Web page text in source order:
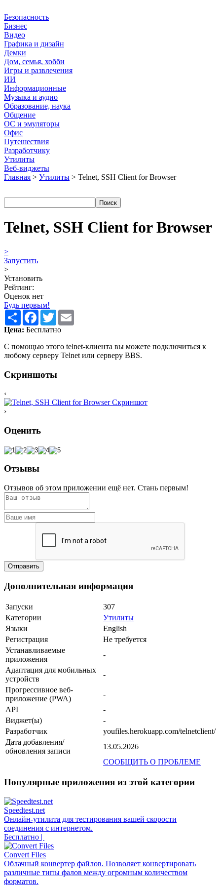
Безопасность
Бизнес
Видео
Графика и дизайн
Демки
Дом, семья, хобби
Игры и развлечения
ИИ
Информационные
Музыка и аудио
Образование, наука
Общение
ОС и эмуляторы
Офис
Путешествия
Разработчику
Утилиты
Веб-виджеты
Главная > Утилиты > Telnet, SSH Client for Browser
Telnet, SSH Client for Browser
>
Запустить
>
Установить
Рейтинг:
Оценок нет
Будь первым!
Share Facebook
Twitter
Цена: Бесплатно
С помощью этого telnet-клиента вы можете подключиться к
любому серверу Telnet или серверу BBS.
Скриншоты
‹
›
Оценить
Отзывы
Отзывов об этом приложении ещё нет. Стань первым!
Дополнительная информация
Запуски
307
Категории
Утилиты
Языки
English
Регистрация
Не требуется
Устанавливаемые
приложения
-
Адаптация для мобильных
устройств
-
Прогрессивное веб-
приложение (PWA)
-
API
-
Виджет(ы)
-
Разработчик
youfiles.herokuapp.com/telnetclient/
Дата добавления/
обновления записи
13.05.2026
СООБЩИТЬ О ПРОБЛЕМЕ
Популярные приложения из этой категории
Speedtest.net
Онлайн-утилита для тестирования вашей скорости
соединения с интернетом.
Бесплатно |
Convert Files
Облачный конвертер файлов. Позволяет конвертировать
различные типы фалов между огромным количеством
форматов.